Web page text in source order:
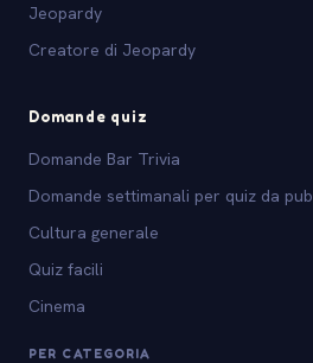
Jeopardy
Creatore di Jeopardy
Domande quiz
Domande Bar Trivia
Domande settimanali per quiz da pub
Cultura generale
Quiz facili
Cinema
PER CATEGORIA